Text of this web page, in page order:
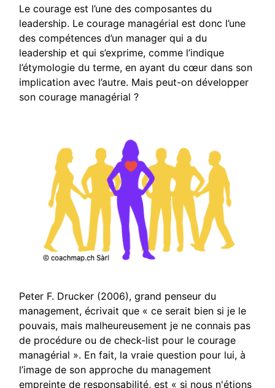
Le courage est l’une des composantes du
leadership. Le courage managérial est donc l’une
des compétences d’un manager qui a du
leadership et qui s’exprime, comme l’indique
l’étymologie du terme, en ayant du cœur dans son
implication avec l’autre. Mais peut-on développer
son courage managérial ?
Peter F. Drucker (2006), grand penseur du
management, écrivait que « ce serait bien si je le
pouvais, mais malheureusement je ne connais pas
de procédure ou de check-list pour le courage
managérial ». En fait, la vraie question pour lui, à
l’image de son approche du management
empreinte de responsabilité, est « si nous n'étions